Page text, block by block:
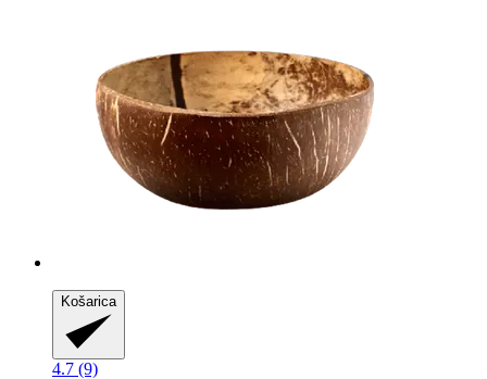
Košarica
4.7 (9)